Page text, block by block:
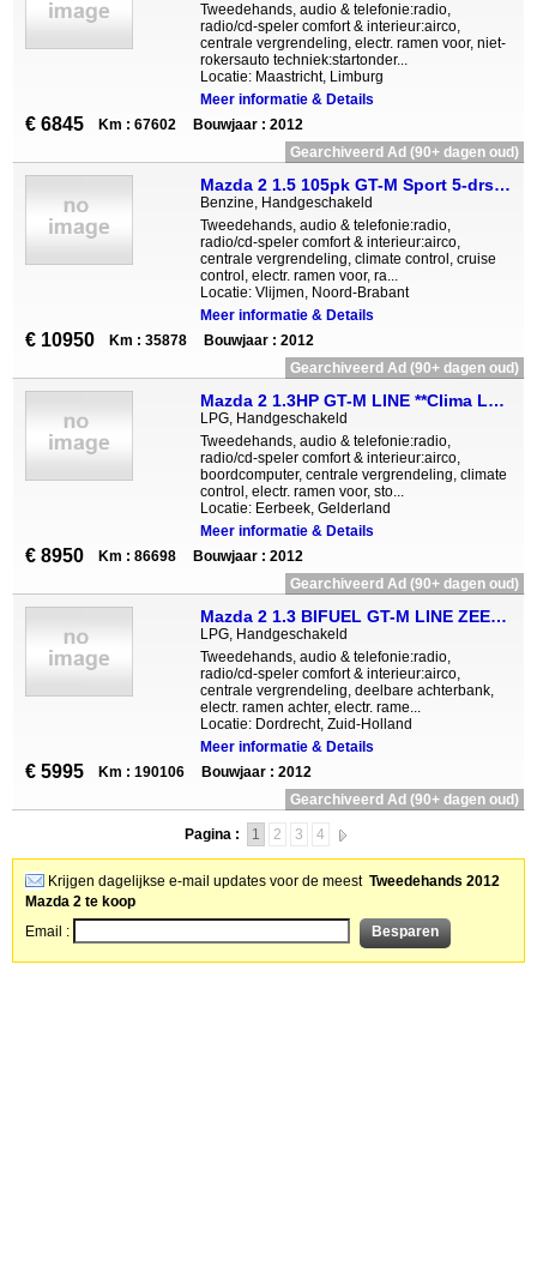
Tweedehands, audio & telefonie:radio,
radio/cd-speler comfort & interieur:airco,
centrale vergrendeling, electr. ramen voor, niet-
rokersauto techniek:startonder...
Locatie: Maastricht, Limburg
Meer informatie & Details
€ 6845 Km : 67602
Bouwjaar : 2012
Gearchiveerd Ad (90+ dagen oud)
Mazda 2 1.5 105pk GT-M Sport 5-drs Navi Clima UNIEK IN NL
Benzine, Handgeschakeld
Tweedehands, audio & telefonie:radio,
radio/cd-speler comfort & interieur:airco,
centrale vergrendeling, climate control, cruise
control, electr. ramen voor, ra...
Locatie: Vlijmen, Noord-Brabant
Meer informatie & Details
€ 10950 Km : 35878
Bouwjaar : 2012
Gearchiveerd Ad (90+ dagen oud)
Mazda 2 1.3HP GT-M LINE **Clima Lm Th **
LPG, Handgeschakeld
Tweedehands, audio & telefonie:radio,
radio/cd-speler comfort & interieur:airco,
boordcomputer, centrale vergrendeling, climate
control, electr. ramen voor, sto...
Locatie: Eerbeek, Gelderland
Meer informatie & Details
€ 8950 Km : 86698
Bouwjaar : 2012
Gearchiveerd Ad (90+ dagen oud)
Mazda 2 1.3 BIFUEL GT-M LINE ZEER COMPLETE AUTO !
LPG, Handgeschakeld
Tweedehands, audio & telefonie:radio,
radio/cd-speler comfort & interieur:airco,
centrale vergrendeling, deelbare achterbank,
electr. ramen achter, electr. rame...
Locatie: Dordrecht, Zuid-Holland
Meer informatie & Details
€ 5995 Km : 190106
Bouwjaar : 2012
Gearchiveerd Ad (90+ dagen oud)
Pagina : 1 2 3 4
Krijgen dagelijkse e-mail updates voor de meest Tweedehands 2012
Mazda 2 te koop
Email :